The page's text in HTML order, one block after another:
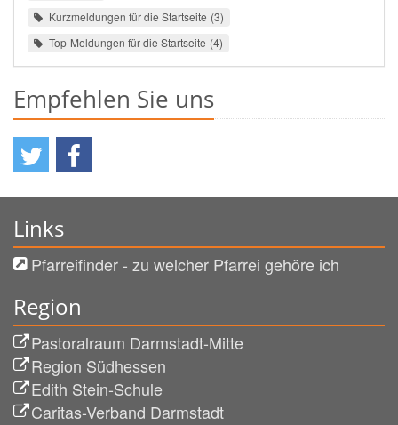
Kurzmeldungen für die Startseite 3
Top-Meldungen für die Startseite 4
Empfehlen Sie uns
Links
Pfarreifinder - zu welcher Pfarrei gehöre ich
Region
Pastoralraum Darmstadt-Mitte
Region Südhessen
Edith Stein-Schule
Caritas-Verband Darmstadt